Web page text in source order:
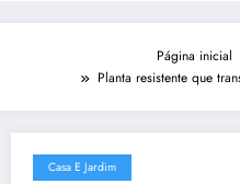
Página inicial
Planta resistente que
Casa E Jardim